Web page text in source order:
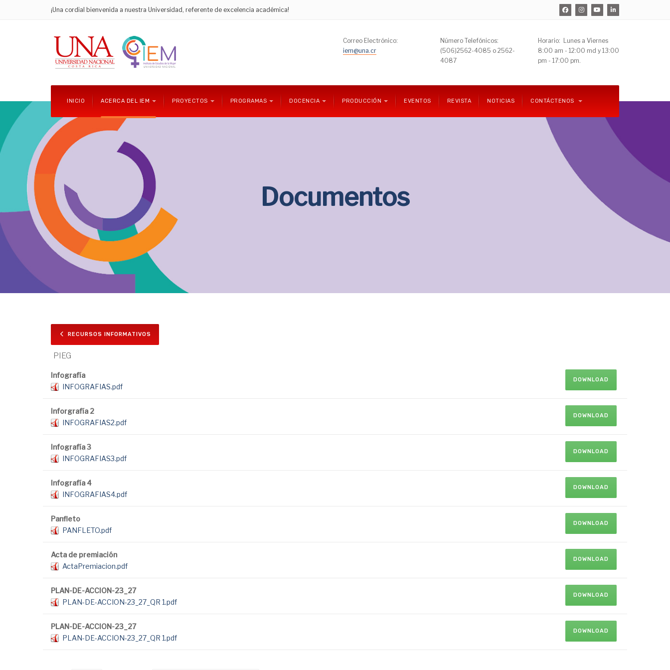
¡Una cordial bienvenida a nuestra Universidad, referente de excelencia académica!
Correo Electrónico:
iem@una.cr
Número Telefónicos:
(506)2562-4085 o 2562-
4087
Horario: Lunes a Viernes
8:00 am - 12:00 md y 13:00
pm - 17:00 pm.
INICIO ACERCA DEL IEM PROYECTOS PROGRAMAS DOCENCIA PRODUCCIÓN EVENTOS REVISTA NOTICIAS CONTÁCTENOS
Documentos
RECURSOS INFORMATIVOS
PIEG
Infografía
INFOGRAFIAS.pdf
DOWNLOAD
Inforgrafía 2
INFOGRAFIAS2.pdf
DOWNLOAD
Infografía 3
INFOGRAFIAS3.pdf
DOWNLOAD
Infografía 4
INFOGRAFIAS4.pdf
DOWNLOAD
Panfleto
PANFLETO.pdf
DOWNLOAD
Acta de premiación
ActaPremiacion.pdf
DOWNLOAD
PLAN-DE-ACCION-23_27
PLAN-DE-ACCION-23_27_QR 1.pdf
DOWNLOAD
PLAN-DE-ACCION-23_27
PLAN-DE-ACCION-23_27_QR 1.pdf
DOWNLOAD